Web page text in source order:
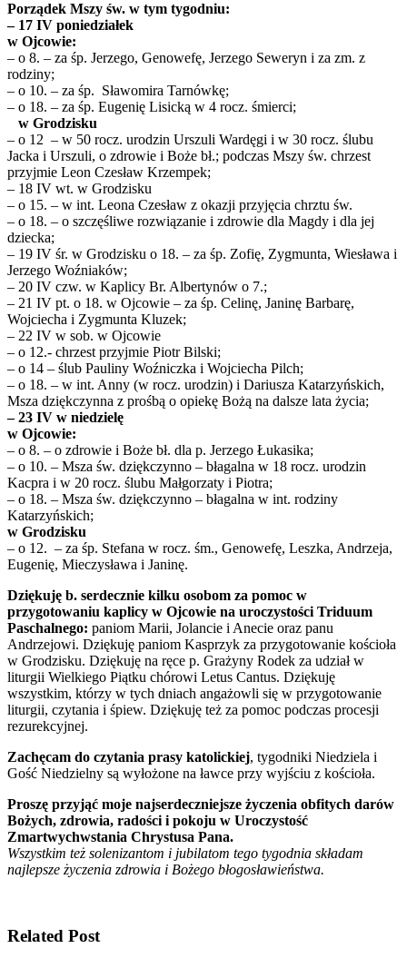
Porządek Mszy św. w tym tygodniu:
– 17 IV poniedziałek
w Ojcowie:
– o 8. – za śp. Jerzego, Genowefę, Jerzego Seweryn i za zm. z
rodziny;
– o 10. – za śp. Sławomira Tarnówkę;
– o 18. – za śp. Eugenię Lisicką w 4 rocz. śmierci;
w Grodzisku
– o 12 – w 50 rocz. urodzin Urszuli Wardęgi i w 30 rocz. ślubu
Jacka i Urszuli, o zdrowie i Boże bł.; podczas Mszy św. chrzest
przyjmie Leon Czesław Krzempek;
– 18 IV wt. w Grodzisku
– o 15. – w int. Leona Czesław z okazji przyjęcia chrztu św.
– o 18. – o szczęśliwe rozwiązanie i zdrowie dla Magdy i dla jej
dziecka;
– 19 IV śr. w Grodzisku o 18. – za śp. Zofię, Zygmunta, Wiesława i
Jerzego Woźniaków;
– 20 IV czw. w Kaplicy Br. Albertynów o 7.;
– 21 IV pt. o 18. w Ojcowie – za śp. Celinę, Janinę Barbarę,
Wojciecha i Zygmunta Kluzek;
– 22 IV w sob. w Ojcowie
– o 12.- chrzest przyjmie Piotr Bilski;
– o 14 – ślub Pauliny Woźniczka i Wojciecha Pilch;
– o 18. – w int. Anny (w rocz. urodzin) i Dariusza Katarzyńskich,
Msza dziękczynna z prośbą o opiekę Bożą na dalsze lata życia;
– 23 IV w niedzielę
w Ojcowie:
– o 8. – o zdrowie i Boże bł. dla p. Jerzego Łukasika;
– o 10. – Msza św. dziękczynno – błagalna w 18 rocz. urodzin
Kacpra i w 20 rocz. ślubu Małgorzaty i Piotra;
– o 18. – Msza św. dziękczynno – błagalna w int. rodziny
Katarzyńskich;
w Grodzisku
– o 12. – za śp. Stefana w rocz. śm., Genowefę, Leszka, Andrzeja,
Eugenię, Mieczysława i Janinę.
Dziękuję b. serdecznie kilku osobom za pomoc w
przygotowaniu kaplicy w Ojcowie na uroczystości Triduum
Paschalnego: paniom Marii, Jolancie i Anecie oraz panu
Andrzejowi. Dziękuję paniom Kasprzyk za przygotowanie kościoła
w Grodzisku. Dziękuję na ręce p. Grażyny Rodek za udział w
liturgii Wielkiego Piątku chórowi Letus Cantus. Dziękuję
wszystkim, którzy w tych dniach angażowli się w przygotowanie
liturgii, czytania i śpiew. Dziękuję też za pomoc podczas procesji
rezurekcyjnej.
Zachęcam do czytania prasy katolickiej, tygodniki Niedziela i
Gość Niedzielny są wyłożone na ławce przy wyjściu z kościoła.
Proszę przyjąć moje najserdeczniejsze życzenia obfitych darów
Bożych, zdrowia, radości i pokoju w Uroczystość
Zmartwychwstania Chrystusa Pana.
Wszystkim też solenizantom i jubilatom tego tygodnia składam
najlepsze życzenia zdrowia i Bożego błogosławieństwa.
Related Post